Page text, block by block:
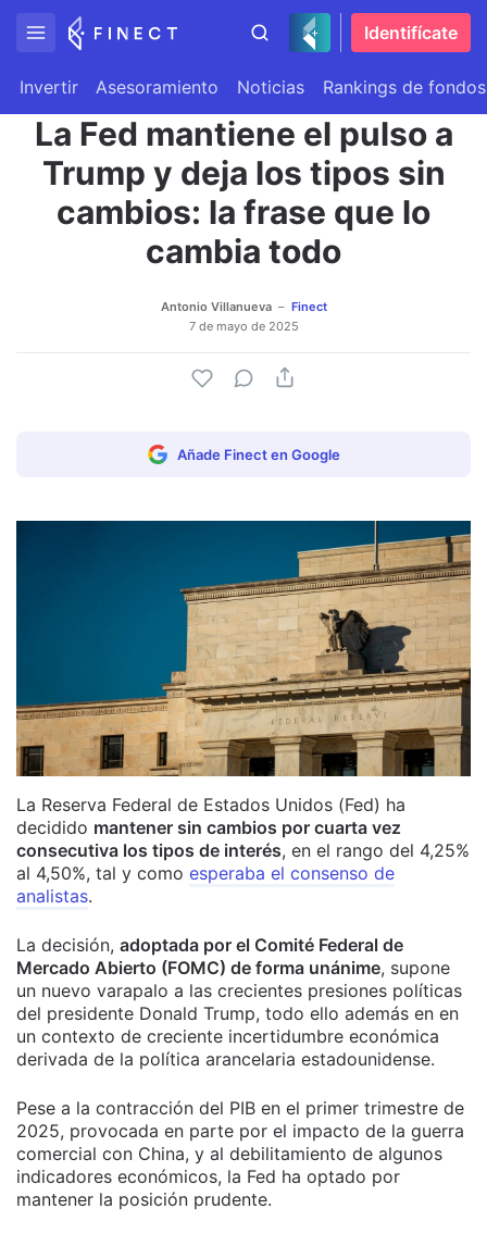
Identifícate
Invertir Asesoramiento Noticias Rankings de fondos
La Fed mantiene el pulso a
Trump y deja los tipos sin
cambios: la frase que lo
cambia todo
Antonio Villanueva
Finect
7 de mayo de 2025
Añade Finect en Google
La Reserva Federal de Estados Unidos (Fed) ha
decidido mantener sin cambios por cuarta vez
consecutiva los tipos de interés, en el rango del 4,25%
al 4,50%, tal y como esperaba el consenso de
analistas.
La decisión, adoptada por el Comité Federal de
Mercado Abierto (FOMC) de forma unánime, supone
un nuevo varapalo a las crecientes presiones políticas
del presidente Donald Trump, todo ello además en en
un contexto de creciente incertidumbre económica
derivada de la política arancelaria estadounidense.
Pese a la contracción del PIB en el primer trimestre de
2025, provocada en parte por el impacto de la guerra
comercial con China, y al debilitamiento de algunos
indicadores económicos, la Fed ha optado por
mantener la posición prudente.